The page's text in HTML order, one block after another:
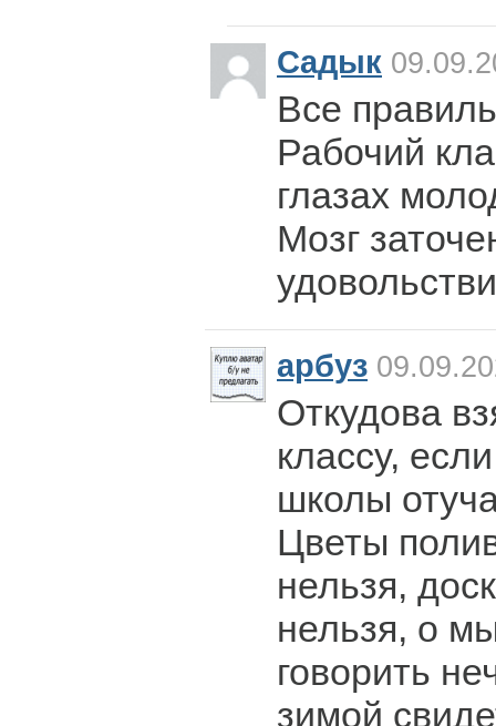
Садык
Все
Рабочий
глазах
Мозг
арбуз
Откудова
классу,
школы
Цветы
нельзя,
нельзя, о
говорить
зимой